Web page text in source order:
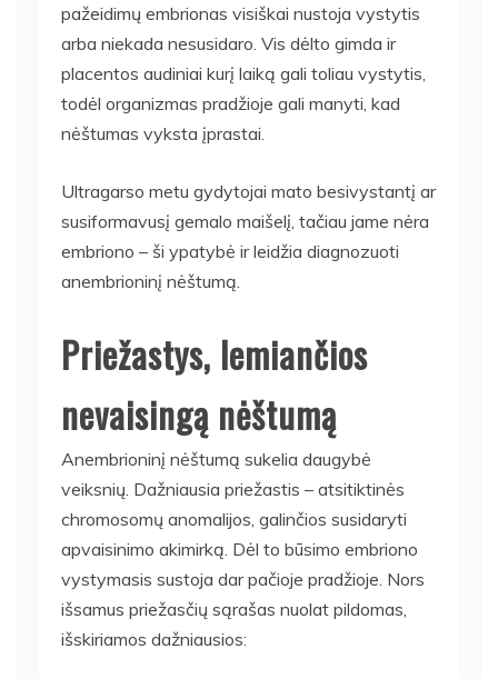
pažeidimų embrionas visiškai nustoja vystytis
arba niekada nesusidaro. Vis dėlto gimda ir
placentos audiniai kurį laiką gali toliau vystytis,
todėl organizmas pradžioje gali manyti, kad
nėštumas vyksta įprastai.
Ultragarso metu gydytojai mato besivystantį ar
susiformavusį gemalo maišelį, tačiau jame nėra
embriono – ši ypatybė ir leidžia diagnozuoti
anembrioninį nėštumą.
Priežastys, lemiančios
nevaisingą nėštumą
Anembrioninį nėštumą sukelia daugybė
veiksnių. Dažniausia priežastis – atsitiktinės
chromosomų anomalijos, galinčios susidaryti
apvaisinimo akimirką. Dėl to būsimo embriono
vystymasis sustoja dar pačioje pradžioje. Nors
išsamus priežasčių sąrašas nuolat pildomas,
išskiriamos dažniausios: